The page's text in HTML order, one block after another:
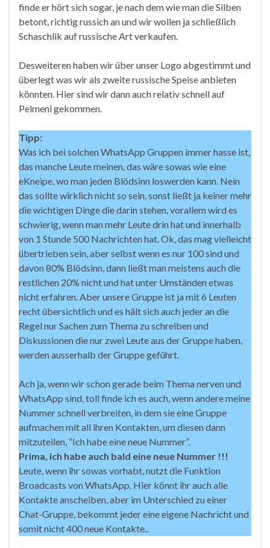
finde er hört sich sogar, je nach dem wie man die Silben
betont, richtig russich an und wir wollen ja schließlich
Schaschlik auf russische Art verkaufen.
Desweiteren haben wir über unser Logo abgestimmt und
überlegt was wir als zweite russische Speise anbieten
könnten. Hier sind wir dann auch relativ schnell auf
Pelmeni gekommen.
Tipp:
Was ich bei solchen WhatsApp Gruppen immer hasse ist,
das manche Leute meinen, das wäre sowas wie eine
eKneipe, wo man jeden Blödsinn loswerden kann. Nein
das sollte wirklich nicht so sein, sonst ließt ja keiner mehr
die wichtigen Dinge die darin stehen, vorallem wird es
schwierig, wenn man mehr Leute drin hat und innerhalb
von 1 Stunde 500 Nachrichten hat. Ok, das mag vielleicht
übertrieben sein, aber selbst wenn es nur 100 sind und
davon 80% Blödsinn, dann ließt man meistens auch die
restlichen 20% nicht und hat unter Umständen etwas
nicht erfahren. Aber unsere Gruppe ist ja mit 6 Leuten
recht übersichtlich und es hält sich auch jeder an die
Regel nur Sachen zum Thema zu schreiben und
Diskussionen die nur zwei Leute aus der Gruppe haben,
werden ausserhalb der Gruppe geführt.
Ach ja, wenn wir schon gerade beim Thema nerven und
WhatsApp sind, toll finde ich es auch, wenn andere meine
Nummer schnell verbreiten, in dem sie eine Gruppe
aufmachen mit all ihren Kontakten, um diesen dann
mitzuteilen, “Ich habe eine neue Nummer”.
Prima, ich habe auch bald eine neue Nummer !!!
Leute, wenn ihr sowas vorhabt, nutzt die Funktion
Broadcasts von WhatsApp. Hier könnt ihr auch alle
Kontakte anscheiben, aber im Unterschied zu einer
Chat-Gruppe, bekommt jeder eine eigene Nachricht und
somit nicht 400 neue Kontakte..